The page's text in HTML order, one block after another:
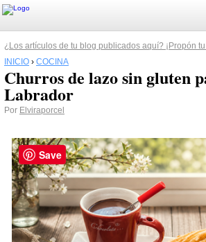
¿Los artículos de tu blog publicados aquí? ¡Propón
INICIO › COCINA
Churros de lazo sin gluten
Labrador
Por Elviraporcel
Save